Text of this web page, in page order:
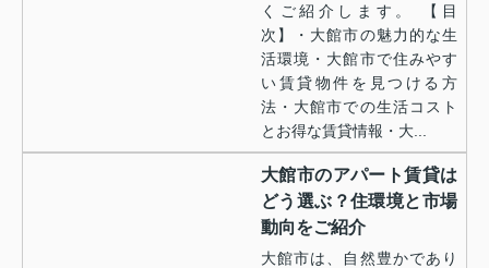
くご紹介します。 【目
次】・大館市の魅力的な生
活環境・大館市で住みやす
い賃貸物件を見つける方
法・大館市での生活コスト
とお得な賃貸情報・大...
大館市のアパート賃貸は
どう選ぶ？住環境と市場
動向をご紹介
大館市は、自然豊かであり